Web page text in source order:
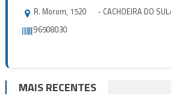
R. Morom, 1520 - CACHOEIRA DO
96508030
MAIS RECENTES